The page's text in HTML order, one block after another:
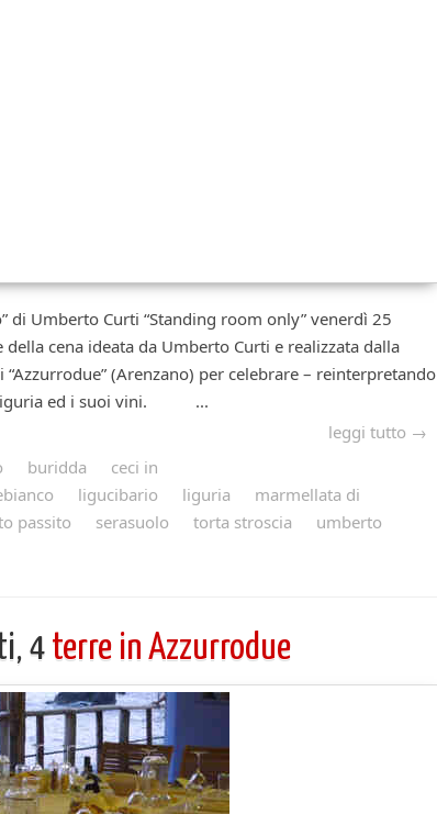
Curti “Standing room only” venerdì 25
cena ideata da Umberto Curti e realizzata dalla
(Arenzano) per celebrare – reinterpretando
Liguria ed i suoi vini. ...
leggi tutto →
buridda
ceci in
ligucibario liguria
marmellata di
passito serasuolo torta stroscia
umberto
4 terre in Azzurrodue